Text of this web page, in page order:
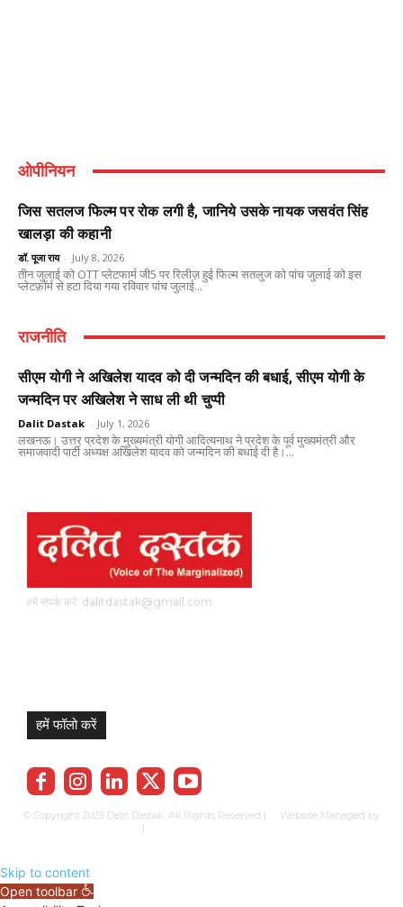
ओपीनियन
जिस सतलज फिल्म पर रोक लगी है, जानिये उसके नायक जसवंत सिंह
खालड़ा की कहानी
डॉ. पूजा राय - July 8, 2026
तीन जुलाई को OTT प्लेटफार्म जी5 पर रिलीज़ हुई फिल्म सतलुज को पांच जुलाई को इस
प्लेटफ़ॉर्म से हटा दिया गया रविवार पांच जुलाई...
राजनीति
सीएम योगी ने अखिलेश यादव को दी जन्मदिन की बधाई, सीएम योगी के
जन्मदिन पर अखिलेश ने साध ली थी चुप्पी
Dalit Dastak - July 1, 2026
लखनऊ। उत्तर प्रदेश के मुख्यमंत्री योगी आदित्यनाथ ने प्रदेश के पूर्व मुख्यमंत्री और
समाजवादी पार्टी अध्यक्ष अखिलेश यादव को जन्मदिन की बधाई दी है।...
हमें संपर्क करें: dalitdastak@gmail.com
हमें फॉलो करें
© Copyright 2025 Dalit Dastak. All Rights Reserved | Website Managed by
|
Skip to content
Open toolbar